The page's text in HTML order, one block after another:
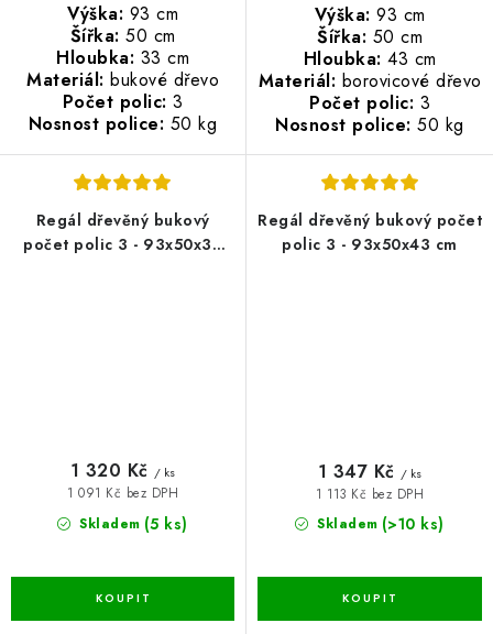
Výška: 93 cm
Šířka: 50 cm
Hloubka: 33 cm
Materiál: bukové dřevo
Počet polic: 3
Nosnost police: 50 kg
Výška: 93 cm
Šířka: 50 cm
Hloubka: 43 cm
Materiál: borovicové dřevo
Počet polic: 3
Nosnost police: 50 kg
Regál dřevěný bukový
počet polic 3 - 93x50x38
Skladem (5 ks)
1 091 Kč bez DPH
1 320 Kč / ks
Regál dřevěný bukový počet
polic 3 - 93x50x43 cm
Skladem (>10 ks)
1 113 Kč bez DPH
1 347 Kč / ks